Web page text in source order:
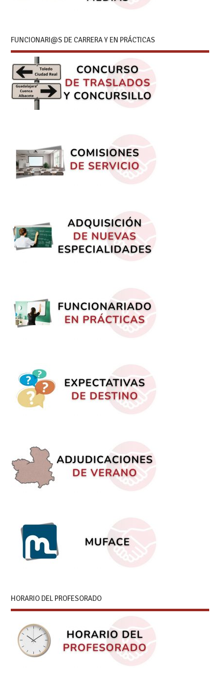
FUNCIONARI@S DE CARRERA Y EN PRÁCTICAS
HORARIO DEL PROFESORADO